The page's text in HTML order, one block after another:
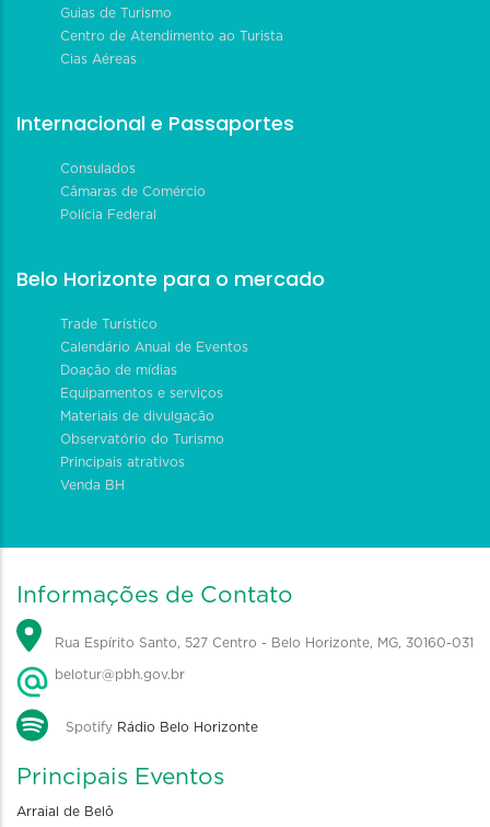
Guias de Turismo
Centro de Atendimento ao Turista
Cias Aéreas
Internacional e Passaportes
Consulados
Câmaras de Comércio
Polícia Federal
Belo Horizonte para o mercado
Trade Turístico
Calendário Anual de Eventos
Doação de mídias
Equipamentos e serviços
Materiais de divulgação
Observatório do Turismo
Principais atrativos
Venda BH
Informações de Contato
Rua Espírito Santo, 527 Centro - Belo Horizonte, MG, 30160-031
belotur@pbh.gov.br
Spotify Rádio Belo Horizonte
Principais Eventos
Arraial de Belô